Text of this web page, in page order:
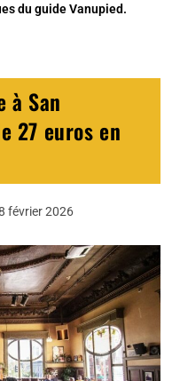
du guide Vanupied.
à San
27 euros en
février 2026